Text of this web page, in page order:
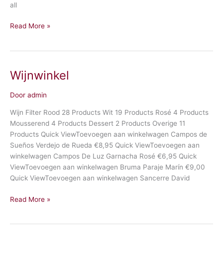
all
Read More »
Wijnwinkel
Door admin
Wijn Filter Rood 28 Products Wit 19 Products Rosé 4 Products
Mousserend 4 Products Dessert 2 Products Overige 11
Products Quick ViewToevoegen aan winkelwagen Campos de
Sueños Verdejo de Rueda €8,95 Quick ViewToevoegen aan
winkelwagen Campos De Luz Garnacha Rosé €6,95 Quick
ViewToevoegen aan winkelwagen Bruma Paraje Marín €9,00
Quick ViewToevoegen aan winkelwagen Sancerre David
Wijnwinkel
Read More »